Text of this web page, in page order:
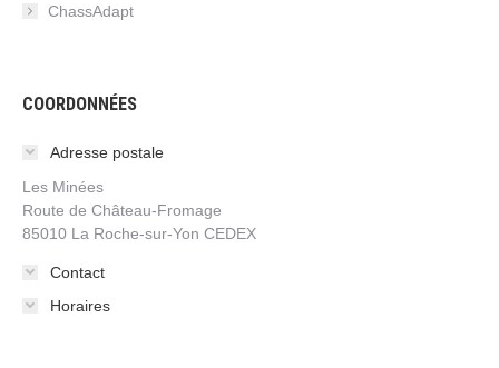
ChassAdapt
COORDONNÉES
Adresse postale
Les Minées
Route de Château-Fromage
85010 La Roche-sur-Yon CEDEX
Contact
Horaires